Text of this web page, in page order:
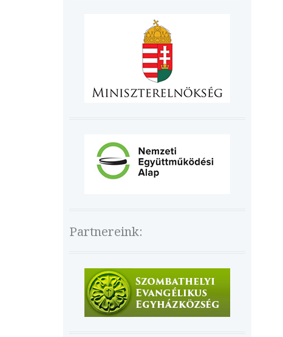
Partnereink: